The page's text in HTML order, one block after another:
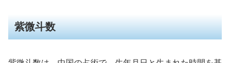
紫微斗数